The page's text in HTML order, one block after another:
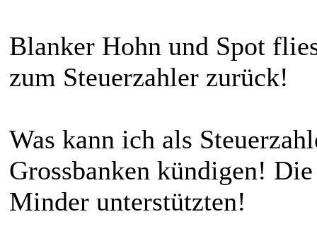
Blanker Hohn und Spot
zum Steuerzahler zurück!
Was kann ich als
Grossbanken kündigen!
Minder unterstützten!